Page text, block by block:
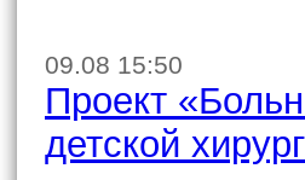
09.08 15:50
Проект
детской